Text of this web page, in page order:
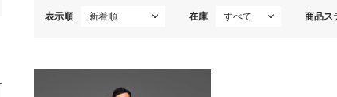
表示順 在庫 商品ス